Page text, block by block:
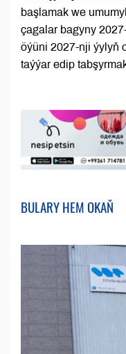
başlamak we
çagalar bagyny
öýüni 2027-nji ýylyň
taýýar edip
BULARY HEM OKAŇ